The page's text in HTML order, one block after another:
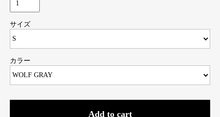
サイズ
カラー
Add to cart